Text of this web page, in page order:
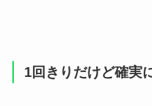
1回きりだけど確実